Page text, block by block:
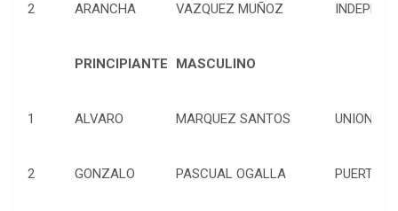
2 ARANCHA VAZQUEZ MUÑOZ
PRINCIPIANTE MASCULINO
1 ALVARO MARQUEZ SANTOS UNION
2 GONZALO PASCUAL OGALLA PUERTO